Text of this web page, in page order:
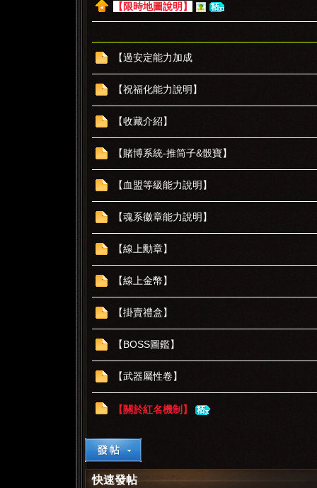
【限時地圖說明】
【過安定能力加成
【祝福化能力說明】
【收藏介紹】
【賭博系統-推筒子&骰寶】
【血盟等級能力說明】
【魂系徽章能力說明】
【線上勳章】
【線上金幣】
【掛賣禮盒】
【BOSS圖鑑】
【武器屬性卷】
【關於紅名機制】
快速發帖